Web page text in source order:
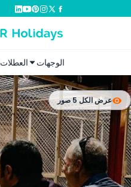
الوجهات العطلات
عرض الكل 5 صور